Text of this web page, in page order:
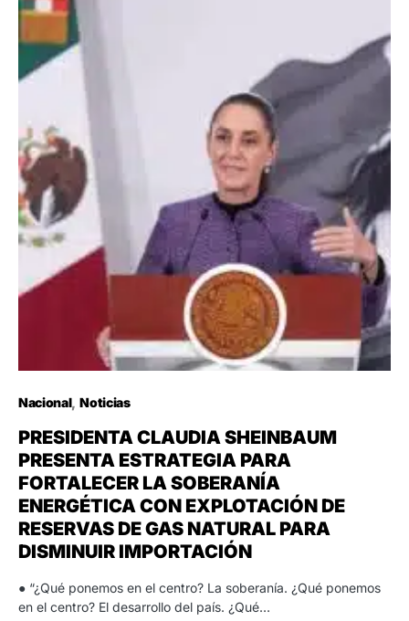
Nacional Noticias
PRESIDENTA CLAUDIA SHEINBAUM
PRESENTA ESTRATEGIA PARA
FORTALECER LA SOBERANÍA
ENERGÉTICA CON EXPLOTACIÓN DE
RESERVAS DE GAS NATURAL PARA
DISMINUIR IMPORTACIÓN
● “¿Qué ponemos en el centro? La soberanía. ¿Qué ponemos
en el centro? El desarrollo del país. ¿Qué…